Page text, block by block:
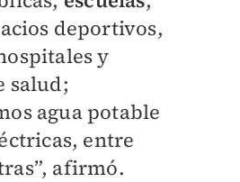
deportivos,
y
salud;
agua potable
entre
afirmó.